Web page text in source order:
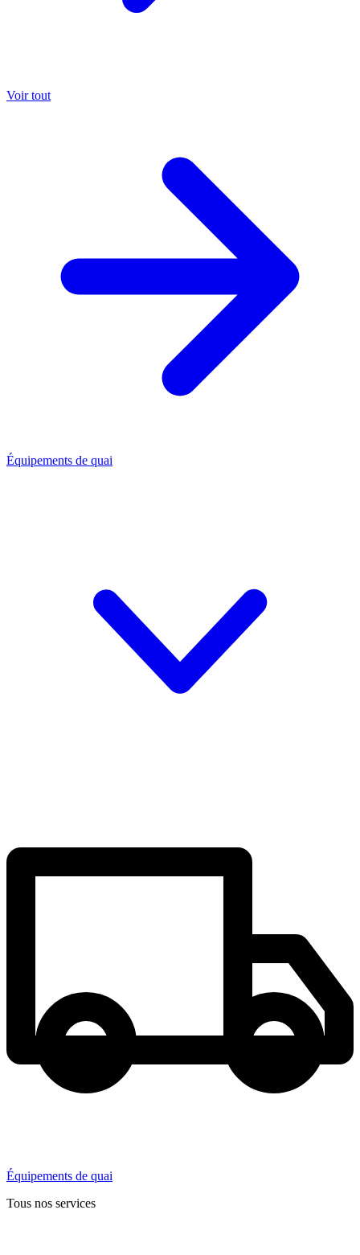
Voir tout
Équipements de quai
Équipements de quai
Tous nos services